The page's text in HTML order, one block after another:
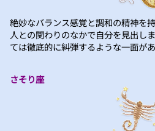
絶妙なバランス感覚と調和の精神を
人との関わりのなかで自分を見出し
ては徹底的に糾弾するような一面があ
さそり座